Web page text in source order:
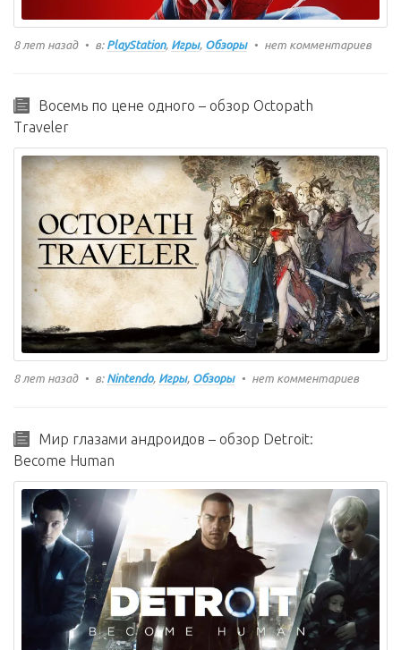
8 лет назад в: PlayStation, Игры, Обзоры нет комментариев
Восемь по цене одного – обзор Octopath
Traveler
8 лет назад в: Nintendo, Игры, Обзоры нет комментариев
Мир глазами андроидов – обзор Detroit:
Become Human